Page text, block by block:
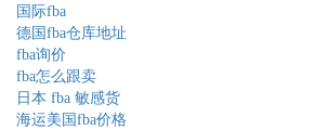
国际fba
德国fba仓库地址
fba询价
fba怎么跟卖
日本 fba 敏感货
海运美国fba价格